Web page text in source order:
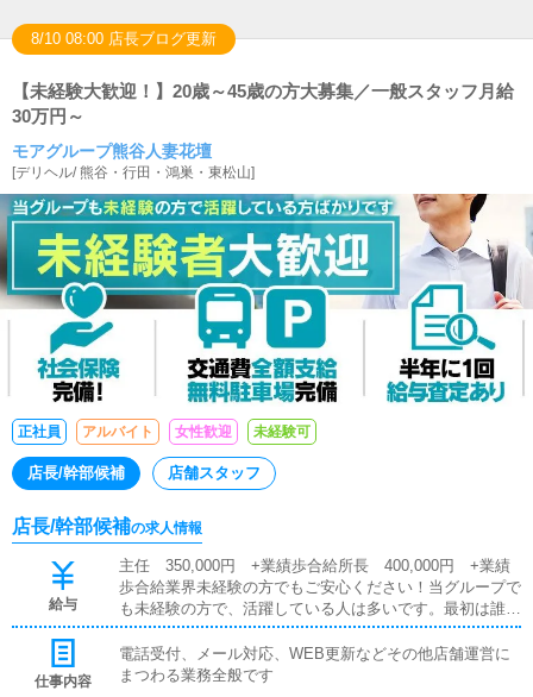
8/10 08:00 店長ブログ更新
【未経験大歓迎！】20歳～45歳の方大募集／一般スタッフ月給
30万円～
モアグループ熊谷人妻花壇
[デリヘル/熊谷・行田・鴻巣・東松山]
正社員 アルバイト 女性歓迎 未経験可
店長/幹部候補 店舗スタッフ
店長/幹部候補の求人情報
給与
主任 350,000円 +業績歩合給所長 400,000円 +業績
歩合給業界未経験の方でもご安心ください！当グループで
も未経験の方で、活躍している人は多いです。最初は誰で
も初心者です！安心して、まずはご応募ください。安定し
た労働環境で貴方のやる気を発揮して下さい。営業職やサ
ービス業等から入社された方も多く、未経験でも安心して
仕事内容
電話受付、メール対応、WEB更新などその他店舗運営に
まつわる業務全般です